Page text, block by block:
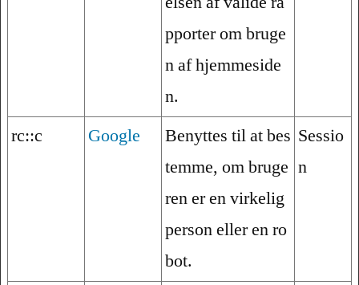
pporter om bruge
n af hjemmeside
n.
rc::c Google
Benyttes til at bes
temme, om bruge
ren er en virkelig
person eller en ro
bot.
Sessio
n